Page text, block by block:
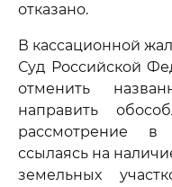
отказано.
В кассационной
Суд Российской
отменить
направить
рассмотрение
ссылаясь на
земельных